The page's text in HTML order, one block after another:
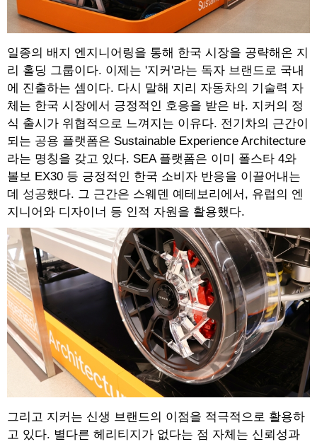
일종의 배지 엔지니어링을 통해 한국 시장을 공략해온 지
리 홀딩 그룹이다. 이제는 '지커'라는 독자 브랜드로 국내
에 진출하는 셈이다. 다시 말해 지리 자동차의 기술력 자
체는 한국 시장에서 긍정적인 호응을 받은 바. 지커의 정
식 출시가 위협적으로 느껴지는 이유다. 전기차의 근간이
되는 공용 플랫폼은 Sustainable Experience Architecture
라는 명칭을 갖고 있다. SEA 플랫폼은 이미 폴스타 4와
볼보 EX30 등 긍정적인 한국 소비자 반응을 이끌어내는
데 성공했다. 그 근간은 스웨덴 예테보리에서, 유럽의 엔
지니어와 디자이너 등 인적 자원을 활용했다.
그리고 지커는 신생 브랜드의 이점을 적극적으로 활용하
고 있다. 별다른 헤리티지가 없다는 점 자체는 신뢰성과